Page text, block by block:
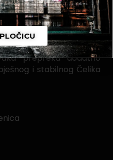
kluba.
Zenica ovakvim
odustanemo od ovog
oporavkom kluba,
prepreka dodatno
i stabilnog Čelika